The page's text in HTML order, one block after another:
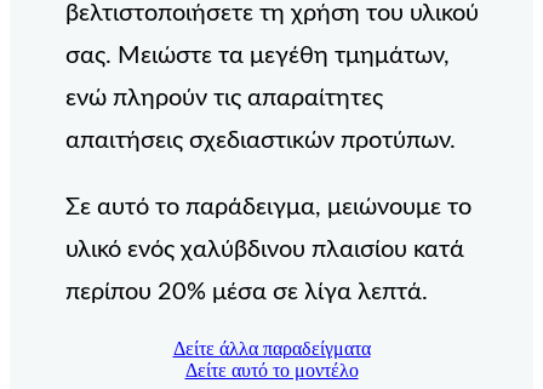
βελτιστοποιήσετε τη χρήση του υλικού
σας. Μειώστε τα μεγέθη τμημάτων,
ενώ πληρούν τις απαραίτητες
απαιτήσεις σχεδιαστικών προτύπων.
Σε αυτό το παράδειγμα, μειώνουμε το
υλικό ενός χαλύβδινου πλαισίου κατά
περίπου 20% μέσα σε λίγα λεπτά.
Δείτε άλλα παραδείγματα
Δείτε αυτό το μοντέλο